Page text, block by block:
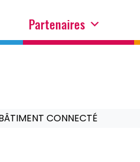
Partenaires
CONNECTÉ